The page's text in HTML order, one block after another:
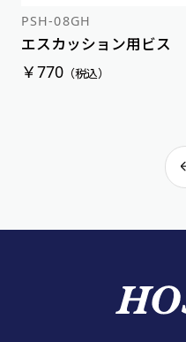
PSH-08GH
エスカッション用ビス
￥770（税込）